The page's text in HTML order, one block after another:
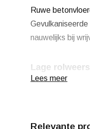
Ruwe
nauwelijks bij
Lage
Lees meer
Relevante